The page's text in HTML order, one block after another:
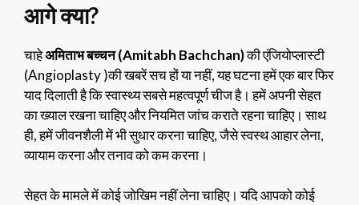
आगे क्या?
चाहेअमिताभ बच्चन (Amitabh Bachchan)की एंजियोप्लास्टी
(Angioplasty )की खबरें सच हों या नहीं, यह घटना हमें एक बार फिर
याद दिलाती है कि स्वास्थ्य सबसे महत्वपूर्ण चीज है। हमें अपनी सेहत
का ख्याल रखना चाहिए और नियमित जांच कराते रहना चाहिए। साथ
ही, हमें जीवनशैली में भी सुधार करना चाहिए, जैसे स्वस्थ आहार लेना,
व्यायाम करना और तनाव को कम करना।
सेहत के मामले में कोई जोखिम नहीं लेना चाहिए। यदि आपको कोई